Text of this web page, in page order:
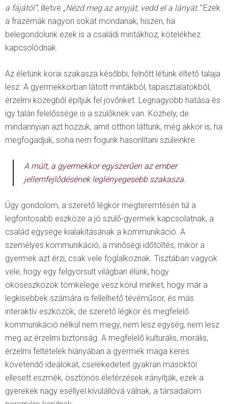
a fájától”, illetve „Nézd meg az anyját, vedd el a lányát.”Ezek
a frazémák nagyon sokat mondanak, hiszen, ha
belegondolunk ezek is a családi mintákhoz, kötelékhez
kapcsolódnak.
Az életünk korai szakasza későbbi, felnőtt létünk éltető talaja
lesz. A gyermekkorban látott mintákból, tapasztalatokból,
érzelmi közegből építjük fel jövőnket. Legnagyobb hatása és
így talán felelőssége is a szülőknek van. Közhely, de
mindannyian azt hozzuk, amit otthon láttunk, még akkor is, ha
megfogadjuk, soha nem fogunk hasonlítani szüleinkre.
A múlt, a gyermekkor egyszerűen az ember
jellemfejlődésének leglényegesebb szakasza.
Úgy gondolom, a szerető légkör megteremtésén túl a
legfontosabb eszköze a jó szülő-gyermek kapcsolatnak, a
család egysége kialakításának a kommunikáció. A
személyes kommunikáció, a minőségi időtöltés, mikor a
gyermek azt érzi, csak vele foglalkoznak. Tisztában vagyok
vele, hogy egy felgyorsult világban élünk, hogy
okoseszközök tömkelege vesz körül minket, hogy már a
legkisebbek számára is fellelhető tévéműsor, és más
interaktív eszközök, de szerető légkör és megfelelő
kommunikáció nélkül nem megy, nem lesz egység, nem lesz
meg az érzelmi biztonság. A megfelelő kulturális, morális,
érzelmi feltételek hiányában a gyermek maga keres
követendő ideálokat, cselekedeteit gyakran másoktól
ellesett eszmék, ösztönös életérzések irányítják, ezek a
gyerekek nagy eséllyel kívülállóvá válnak, a társadalom